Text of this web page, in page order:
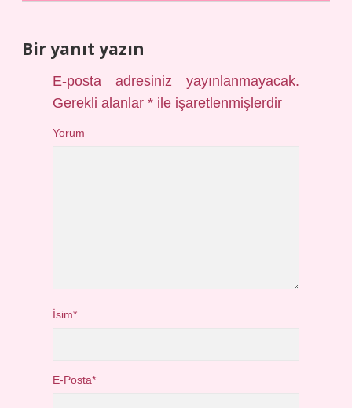
Bir yanıt yazın
E-posta adresiniz yayınlanmayacak.
Gerekli alanlar* ile işaretlenmişlerdir
Yorum
İsim*
E-Posta*